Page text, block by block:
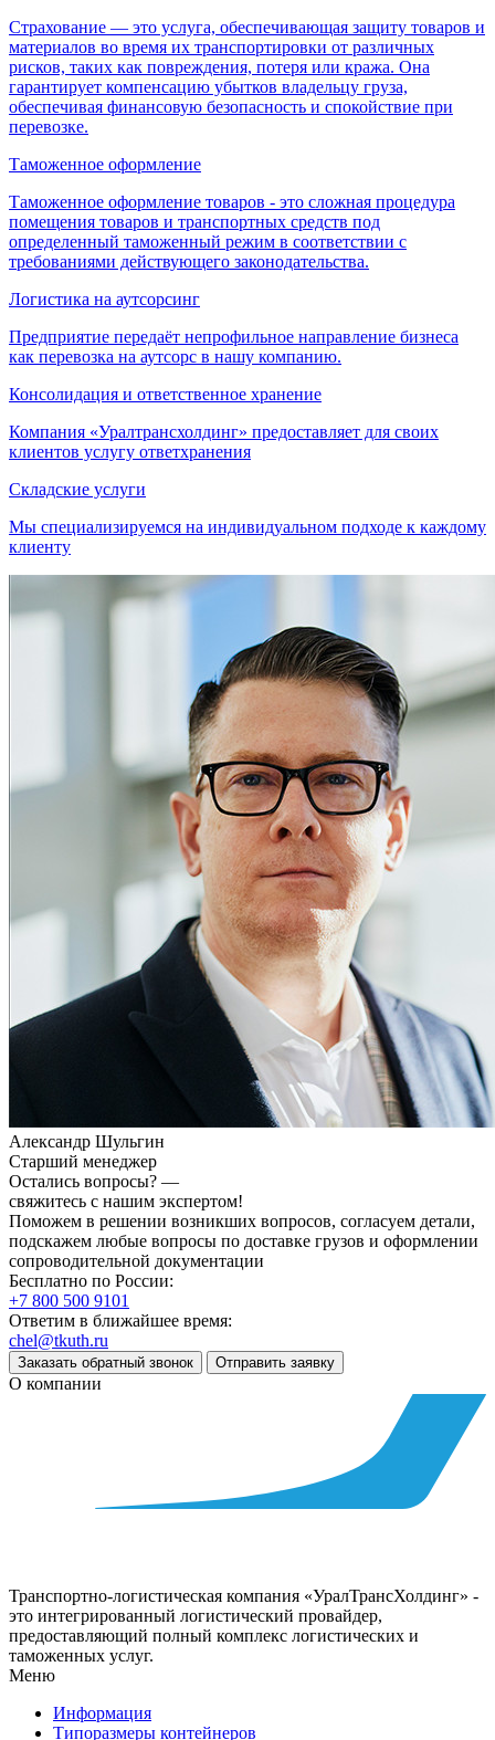
Страхование — это услуга, обеспечивающая защиту товаров и
материалов во время их транспортировки от различных
рисков, таких как повреждения, потеря или кража. Она
гарантирует компенсацию убытков владельцу груза,
обеспечивая финансовую безопасность и спокойствие при
перевозке.
Таможенное оформление
Таможенное оформление товаров - это сложная процедура
помещения товаров и транспортных средств под
определенный таможенный режим в соответствии с
требованиями действующего законодательства.
Логистика на аутсорсинг
Предприятие передаёт непрофильное направление бизнеса
как перевозка на аутсорс в нашу компанию.
Консолидация и ответственное хранение
Компания «Уралтрансхолдинг» предоставляет для своих
клиентов услугу ответхранения
Складские услуги
Мы специализируемся на индивидуальном подходе к каждому
клиенту
Александр Шульгин
Старший менеджер
Остались вопросы? —
свяжитесь с нашим экспертом!
Поможем в решении возникших вопросов, согласуем детали,
подскажем любые вопросы по доставке грузов и оформлении
сопроводительной документации
Бесплатно по России:
+7 800 500 9101
Ответим в ближайшее время:
chel@tkuth.ru
Заказать обратный звонок Отправить заявку
О компании
Транспортно-логистическая компания «УралТрансХолдинг» -
это интегрированный логистический провайдер,
предоставляющий полный комплекс логистических и
таможенных услуг.
Меню
Информация
Типоразмеры контейнеров